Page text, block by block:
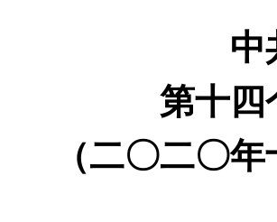
中
第十四
（二〇二〇